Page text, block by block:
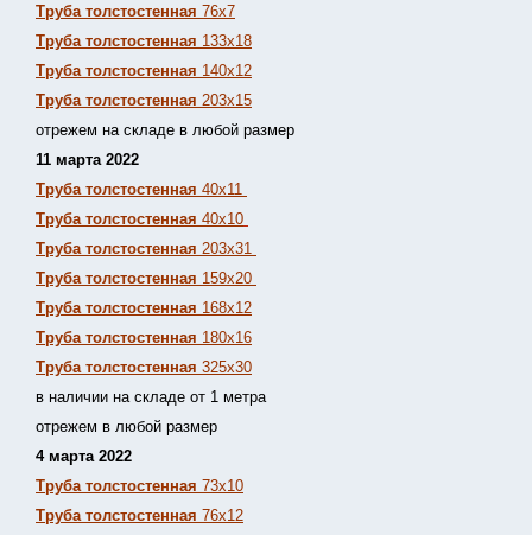
Труба толстостенная 76х7
Труба толстостенная 133х18
Труба толстостенная 140х12
Труба толстостенная 203х15
отрежем на складе в любой размер
11 марта 2022
Труба толстостенная 40х11
Труба толстостенная 40х10
Труба толстостенная 203х31
Труба толстостенная 159х20
Труба толстостенная 168х12
Труба толстостенная 180х16
Труба толстостенная 325х30
в наличии на складе от 1 метра
отрежем в любой размер
4 марта 2022
Труба толстостенная 73х10
Труба толстостенная 76х12